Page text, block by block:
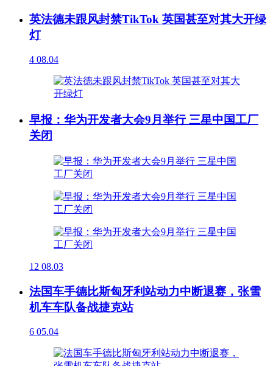
英法德未跟风封禁TikTok 英国甚至对其大开绿
灯
4 08.04
早报：华为开发者大会9月举行 三星中国工厂
关闭
12 08.03
法国车手德比斯匈牙利站动力中断退赛，张雪
机车车队备战捷克站
6 05.04